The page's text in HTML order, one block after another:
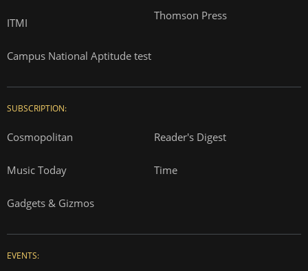
ITMI
Campus National Aptitude test
Thomson Press
SUBSCRIPTION:
Cosmopolitan Reader's Digest
Music Today Time
Gadgets & Gizmos
EVENTS: